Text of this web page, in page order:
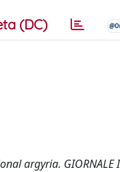
(DC)
argyria. GIORNALE